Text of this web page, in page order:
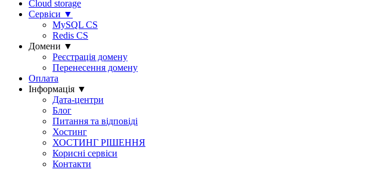
Cloud storage
Сервіси ▼
MySQL CS
Redis CS
Домени ▼
Реєстрація домену
Перенесення домену
Оплата
Інформація ▼
Дата-центри
Блог
Питання та відповіді
Хостинг
ХОСТИНГ РІШЕННЯ
Корисні сервіси
Контакти